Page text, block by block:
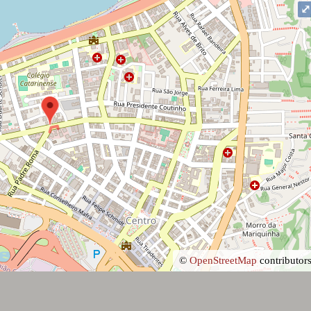
©OpenStreetMap
⤢